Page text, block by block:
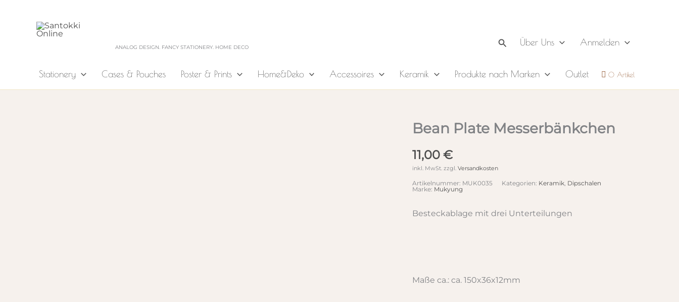
ANALOG DESIGN. FANCY STATIONERY. HOME DECO Über Uns Anmelden
Stationery Cases & Pouches Poster & Prints Home&Deko Accessoires Keramik Produkte nach Marken Outlet 0 Artikel
Bean Plate Messerbänkchen
11,00 €
inkl. MwSt. zzgl. Versandkosten
Artikelnummer: MUK0035 Kategorien: Keramik Dipschalen
Marke: Mukyung
Besteckablage mit drei Unterteilungen
Maße ca.: ca. 150x36x12mm